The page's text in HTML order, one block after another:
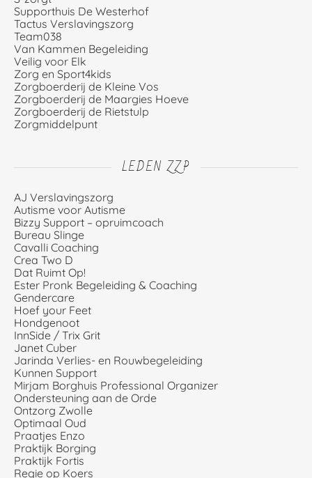
Supporthuis De Westerhof
Tactus Verslavingszorg
Team038
Van Kammen Begeleiding
Veilig voor Elk
Zorg en Sport4kids
Zorgboerderij de Kleine Vos
Zorgboerderij de Maargies Hoeve
Zorgboerderij de Rietstulp
Zorgmiddelpunt
LEDEN ZZP
AJ Verslavingszorg
Autisme voor Autisme
Bizzy Support – opruimcoach
Bureau Slinge
Cavalli Coaching
Crea Two D
Dat Ruimt Op!
Ester Pronk Begeleiding & Coaching
Gendercare
Hoef your Feet
Hondgenoot
InnSide / Trix Grit
Janet Cuber
Jarinda Verlies- en Rouwbegeleiding
Kunnen Support
Mirjam Borghuis Professional Organizer
Ondersteuning aan de Orde
Ontzorg Zwolle
Optimaal Oud
Praatjes Enzo
Praktijk Borging
Praktijk Fortis
Regie op Koers